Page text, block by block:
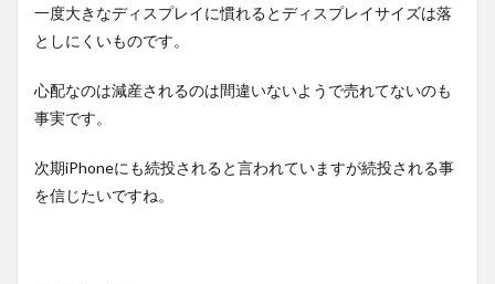
一度大きなディスプレイに慣れるとディスプレイサイズは落
としにくいものです。
心配なのは減産されるのは間違いないようで売れてないのも
事実です。
次期iPhoneにも続投されると言われていますが続投される事
を信じたいですね。